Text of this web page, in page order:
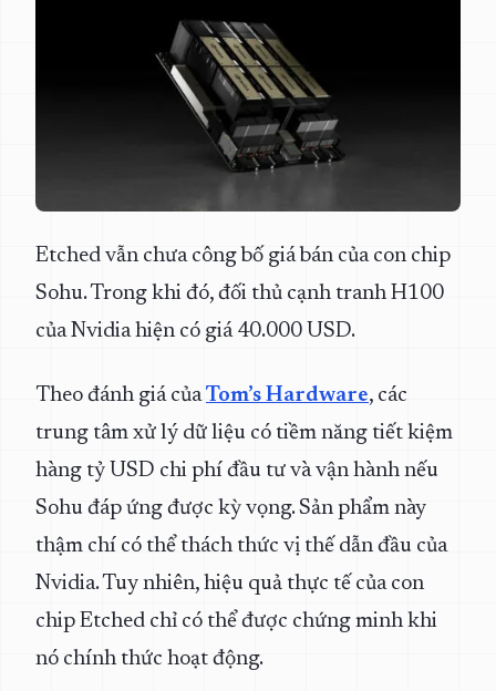
Etched vẫn chưa công bố giá bán của con chip
Sohu. Trong khi đó, đối thủ cạnh tranh H100
của Nvidia hiện có giá 40.000 USD.
Theo đánh giá củaTom’s Hardware, các
trung tâm xử lý dữ liệu có tiềm năng tiết kiệm
hàng tỷ USD chi phí đầu tư và vận hành nếu
Sohu đáp ứng được kỳ vọng. Sản phẩm này
thậm chí có thể thách thức vị thế dẫn đầu của
Nvidia. Tuy nhiên, hiệu quả thực tế của con
chip Etched chỉ có thể được chứng minh khi
nó chính thức hoạt động.